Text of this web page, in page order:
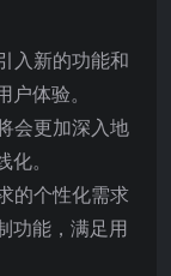
入新的功能和
体验。
会更加深入地
。
的个性化需求
功能，满足用